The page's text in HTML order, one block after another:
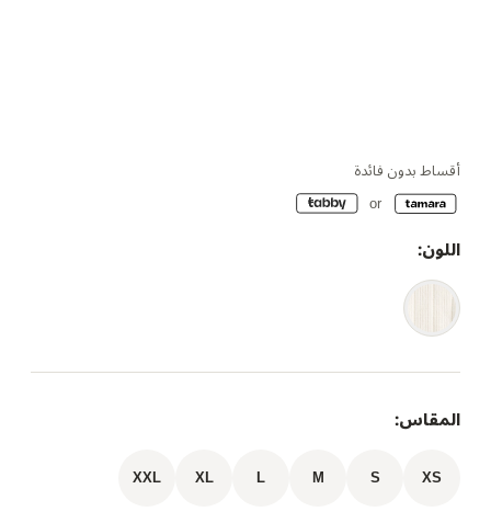
أقساط بدون فائدة
اللون:
المقاس:
XS
S
M
L
XL
XXL